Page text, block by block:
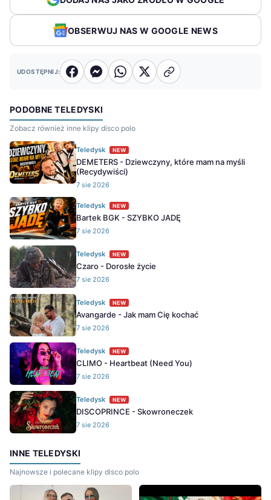
OBSERWUJ NAS W GOOGLE NEWS
UDOSTĘPNIJ:
PODOBNE TELEDYSKI
Zobacz również inne klipy disco polo
Teledysk NEW
DEMETERS - Dziewczyny, które mam na myśli
(Recydywiści)
7 sie 2026
Teledysk NEW
Bartek BGK - SZYBKO JADĘ
7 sie 2026
Teledysk NEW
Czaro - Dorosłe życie
7 sie 2026
Teledysk NEW
Avangarde - Jak mam Cię kochać
7 sie 2026
Teledysk NEW
CLIMO - Heartbeat (Need You)
7 sie 2026
Teledysk NEW
DISCOPRINCE - Skowroneczek
7 sie 2026
INNE TELEDYSKI
Najnowsze i polecane klipy disco polo